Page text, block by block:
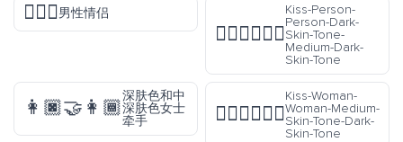
👨‍❤️‍👨男性情侣
🧑🏿‍❤️‍💋‍🧑🏾
Kiss-Person-
Person-Dark-
Skin-Tone-
Medium-Dark-
Skin-Tone
👩🏿‍🤝‍👩🏾
深肤色和中
深肤色女士
牵手
👩🏽‍❤️‍💋‍👩🏿
Kiss-Woman-
Woman-Medium-
Skin-Tone-Dark-
Skin-Tone